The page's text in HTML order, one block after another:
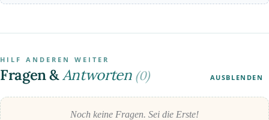
HILF ANDEREN WEITER
Fragen &Antworten (0) AUSBLENDEN
Noch keine Fragen. Sei die Erste!